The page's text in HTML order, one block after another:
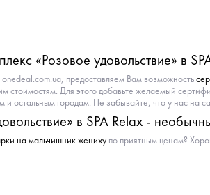
«Розовое удовольствие» в
предоставляем Вам возможность
стоимостям. Для этого добавьте желаемый
остальным городам. Не забывайте, что у нас на
в SPA Relax -
на мальчишник жениху по приятным ценам?